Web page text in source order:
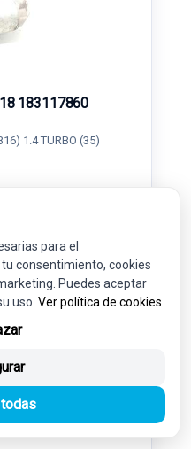
183117860
1.4 TURBO (35)
OEM: 12680618
para el
consentimiento, cookies
Puedes aceptar
uso. Ver política de cookies